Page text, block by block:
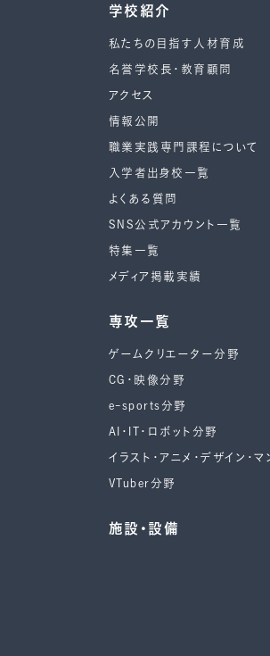
学校紹介
私たちの目指す人材育成
名誉学校長・教育顧問
アクセス
情報公開
職業実践専門課程について
入学者出身校一覧
よくある質問
SNS公式アカウント一覧
特集一覧
メディア掲載実績
専攻一覧
ゲームクリエーター分野
CG・映像分野
e-sports分野
AI・IT・ロボット分野
イラスト・アニメ・デザイン・
VTuber分野
施設・設備